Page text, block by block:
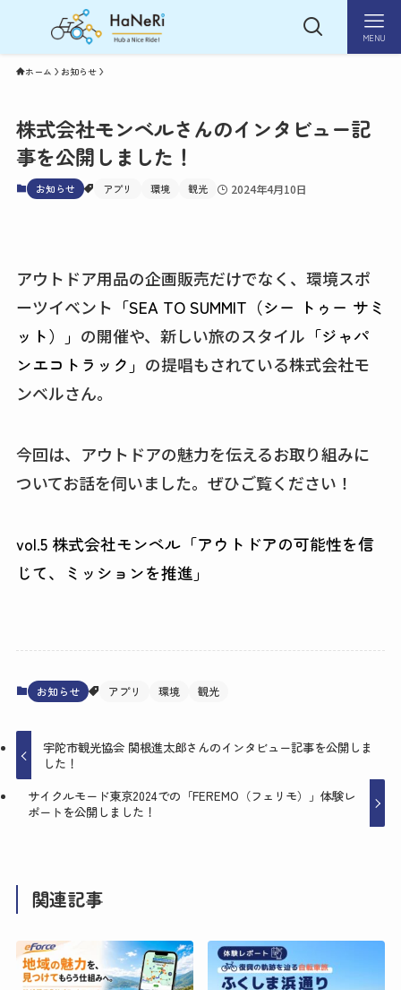
MENU
ホーム お知らせ
株式会社モンベルさんのインタビュー記
事を公開しました！
お知らせ アプリ 環境 観光 2024年4月10日
アウトドア用品の企画販売だけでなく、環境スポ
ーツイベント 「SEA TO SUMMIT（シー トゥー サミ
ット）」 の開催や、新しい旅のスタイル 「ジャパ
ンエコトラック」 の提唱もされている株式会社モ
ンベルさん。
今回は、アウトドアの魅力を伝えるお取り組みに
ついてお話を伺いました。ぜひご覧ください！
vol.5 株式会社モンベル「アウトドアの可能性を信
じて、ミッションを推進」
お知らせ アプリ 環境 観光
宇陀市観光協会 関根進太郎さんのインタビュー記事を公開しま
した！
サイクルモード東京2024での「FEREMO（フェリモ）」体験レ
ポートを公開しました！
関連記事